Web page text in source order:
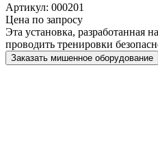
Артикул: 000201
Цена по запросу
Эта установка, разработанная
проводить тренировки
Заказать мишенное оборудование